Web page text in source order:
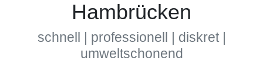
Hambrücken
schnell | professionell | diskret |
umweltschonend